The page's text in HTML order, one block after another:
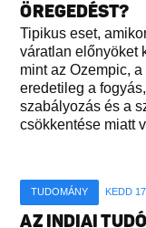
ÖREGEDÉST?
Tipikus eset,
váratlan előnyöket
mint az Ozempic,
eredetileg a
szabályozás és a
csökkentése miatt
TUDOMÁNY KEDD
AZ INDIAI